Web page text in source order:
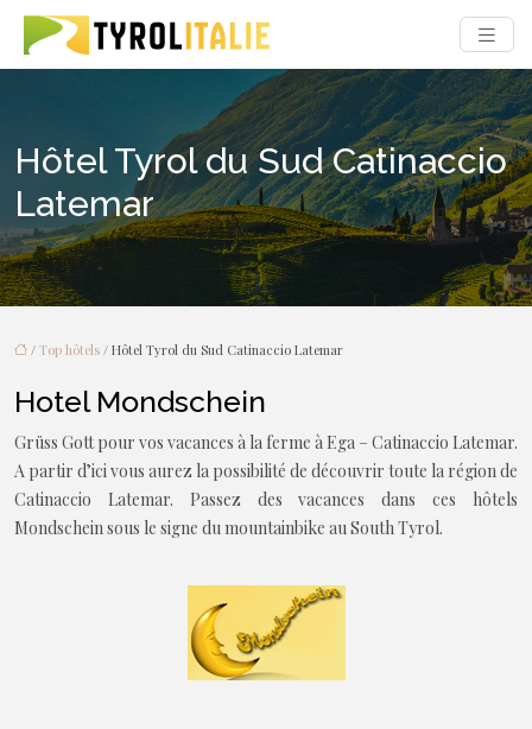
Hôtel Tyrol du Sud Catinaccio
Latemar
/ Top hôtels / Hôtel Tyrol du Sud Catinaccio Latemar
Hotel Mondschein
Grüss Gott pour vos vacances à la ferme à Ega – Catinaccio Latemar.
A partir d’ici vous aurez la possibilité de découvrir toute la région de
Catinaccio Latemar. Passez des vacances dans ces hôtels
Mondschein sous le signe du mountainbike au South Tyrol.